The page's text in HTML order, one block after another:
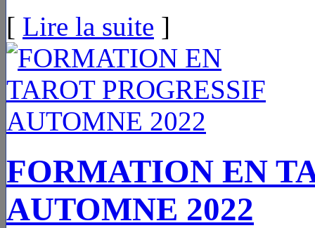
[ Lire la suite ]
FORMATION EN
AUTOMNE 2022